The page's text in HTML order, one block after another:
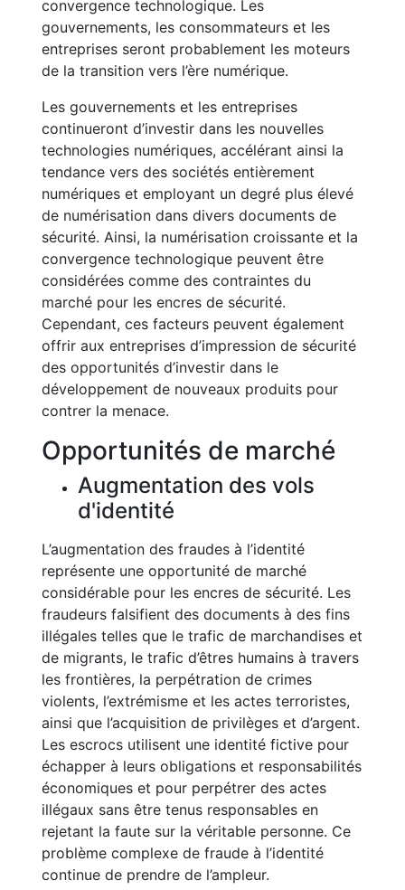
convergence technologique. Les
gouvernements, les consommateurs et les
entreprises seront probablement les moteurs
de la transition vers l’ère numérique.
Les gouvernements et les entreprises
continueront d’investir dans les nouvelles
technologies numériques, accélérant ainsi la
tendance vers des sociétés entièrement
numériques et employant un degré plus élevé
de numérisation dans divers documents de
sécurité. Ainsi, la numérisation croissante et la
convergence technologique peuvent être
considérées comme des contraintes du
marché pour les encres de sécurité.
Cependant, ces facteurs peuvent également
offrir aux entreprises d’impression de sécurité
des opportunités d’investir dans le
développement de nouveaux produits pour
contrer la menace.
Opportunités de marché
Augmentation des vols
d'identité
L’augmentation des fraudes à l’identité
représente une opportunité de marché
considérable pour les encres de sécurité. Les
fraudeurs falsifient des documents à des fins
illégales telles que le trafic de marchandises et
de migrants, le trafic d’êtres humains à travers
les frontières, la perpétration de crimes
violents, l’extrémisme et les actes terroristes,
ainsi que l’acquisition de privilèges et d’argent.
Les escrocs utilisent une identité fictive pour
échapper à leurs obligations et responsabilités
économiques et pour perpétrer des actes
illégaux sans être tenus responsables en
rejetant la faute sur la véritable personne. Ce
problème complexe de fraude à l’identité
continue de prendre de l’ampleur.